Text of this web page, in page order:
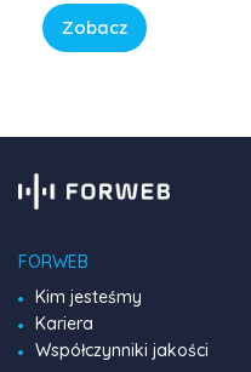
tempa, CBeebies oferuje
mogą odkrywać świat w
Zobacz
FORWEB
Kim jesteśmy
Kariera
Współczynniki jakości